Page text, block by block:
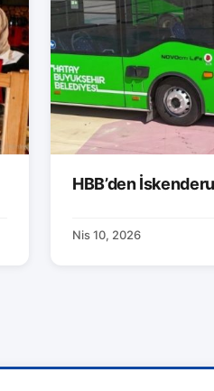
HBB’den
Nis 10, 2026